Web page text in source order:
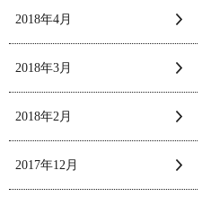
2018年4月
2018年3月
2018年2月
2017年12月